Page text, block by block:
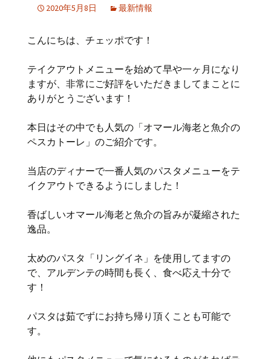
2020年5月8日 最新情報
こんにちは、チェッポです！
テイクアウトメニューを始めて早や一ヶ月になり
ますが、非常にご好評をいただきましてまことに
ありがとうございます！
本日はその中でも人気の「オマール海老と魚介の
ペスカトーレ」のご紹介です。
当店のディナーで一番人気のパスタメニューをテ
イクアウトできるようにしました！
香ばしいオマール海老と魚介の旨みが凝縮された
逸品。
太めのパスタ「リングイネ」を使用してますの
で、アルデンテの時間も長く、食べ応え十分で
す！
パスタは茹でずにお持ち帰り頂くことも可能で
す。